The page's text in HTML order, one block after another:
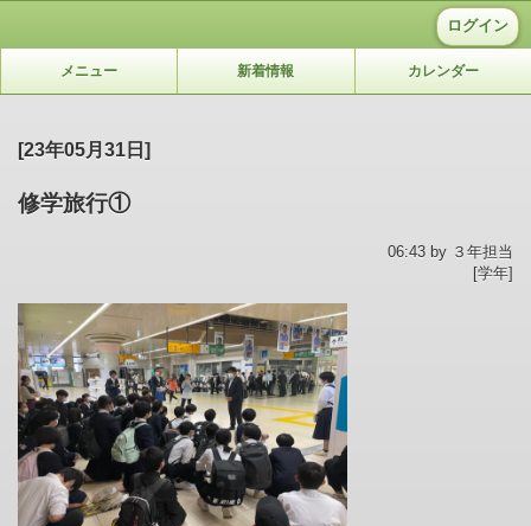
ログイン
メニュー 新着情報 カレンダー
[23年05月31日]
修学旅行①
06:43 by ３年担当
[学年]